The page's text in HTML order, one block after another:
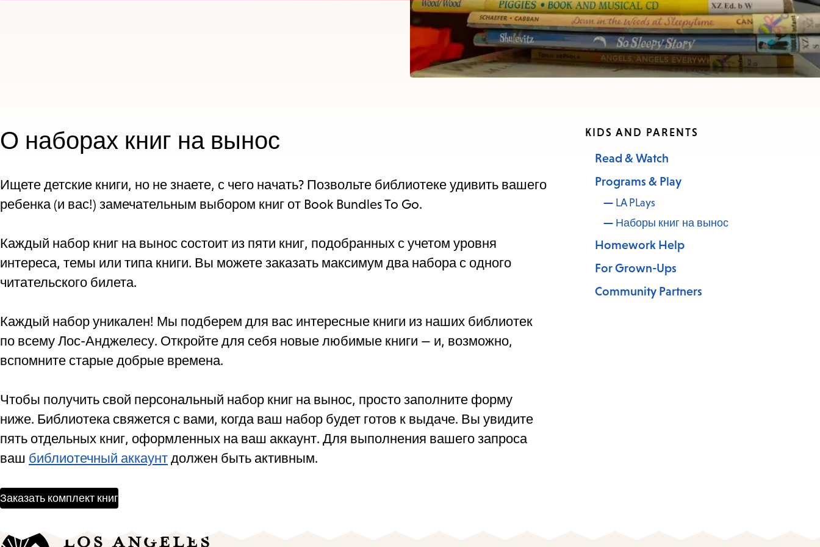
Escape
to
close
О наборах книг на вынос
Ищете детские книги, но не знаете, с чего начать? Позвольте библиотеке удивить вашего
ребенка (и вас!) замечательным выбором книг от Book Bundles To Go.
Каждый набор книг на вынос состоит из пяти книг, подобранных с учетом уровня
интереса, темы или типа книги. Вы можете заказать максимум два набора с одного
читательского билета.
Каждый набор уникален! Мы подберем для вас интересные книги из наших библиотек
по всему Лос-Анджелесу. Откройте для себя новые любимые книги — и, возможно,
вспомните старые добрые времена.
Чтобы получить свой персональный набор книг на вынос, просто заполните форму
ниже. Библиотека свяжется с вами, когда ваш набор будет готов к выдаче. Вы увидите
пять отдельных книг, оформленных на ваш аккаунт. Для выполнения вашего запроса
ваш библиотечный аккаунт должен быть активным.
Заказать комплект книг
KIDS AND PARENTS
Read & Watch
Programs & Play
LA PLays
Наборы книг на вынос
Homework Help
For Grown-Ups
Community Partners